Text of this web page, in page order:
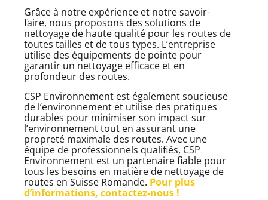
Grâce à notre expérience et notre savoir-
faire, nous proposons des solutions de
nettoyage de haute qualité pour les routes de
toutes tailles et de tous types. L’entreprise
utilise des équipements de pointe pour
garantir un nettoyage efficace et en
profondeur des routes.
CSP Environnement est également soucieuse
de l’environnement et utilise des pratiques
durables pour minimiser son impact sur
l’environnement tout en assurant une
propreté maximale des routes. Avec une
équipe de professionnels qualifiés, CSP
Environnement est un partenaire fiable pour
tous les besoins en matière de nettoyage de
routes en Suisse Romande. Pour plus
d’informations, contactez-nous !